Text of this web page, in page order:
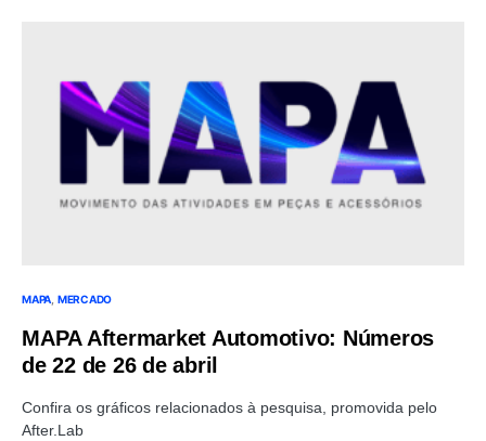
MAPA MERCADO
MAPA Aftermarket Automotivo: Números
de 22 de 26 de abril
Confira os gráficos relacionados à pesquisa, promovida pelo
After.Lab